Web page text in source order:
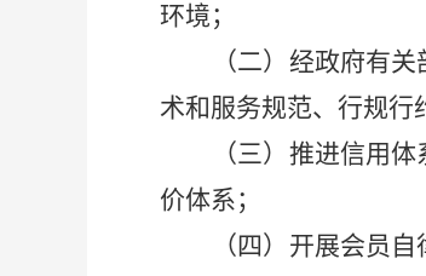
环境；
（二）经政府有
术和服务规范、行规行
（三）推进信用
价体系；
（四）开展会员